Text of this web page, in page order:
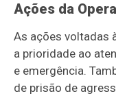
Ações da
As ações voltadas
a prioridade ao
e emergência.
de prisão de